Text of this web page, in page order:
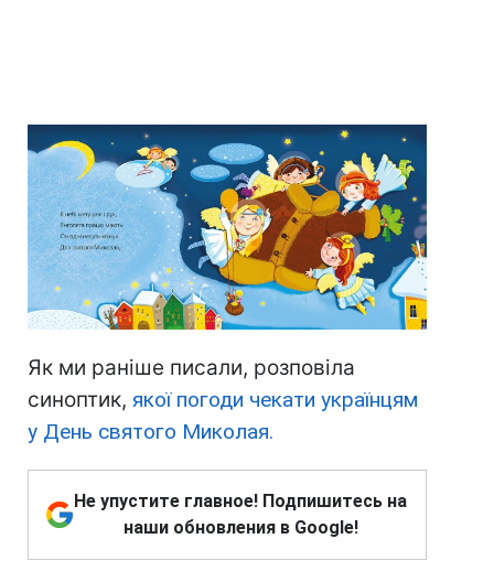
Як ми раніше писали, розповіла
синоптик, якої погоди чекати українцям
у День святого Миколая.
Не упустите главное! Подпишитесь на
наши обновления в Google!